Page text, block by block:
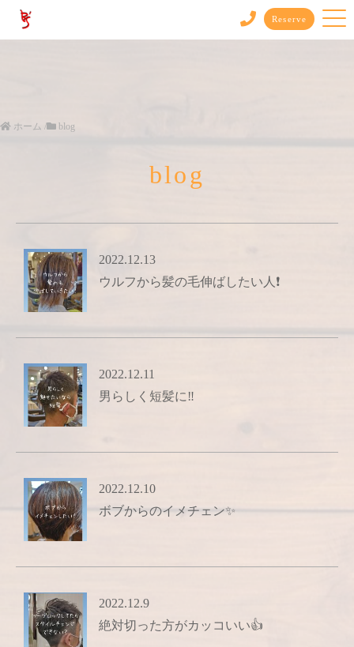
Reserve
ホーム / blog
blog
2022.12.13
ウルフから髪の毛伸ばしたい人❗️
2022.12.11
男らしく短髪に‼️
2022.12.10
ボブからのイメチェン✨
2022.12.9
絶対切った方がカッコいい👍️